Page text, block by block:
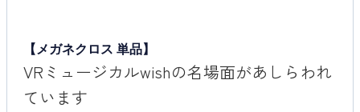
【メガネクロス 単品】
VRミュージカルwishの名場面があしらわれ
ています